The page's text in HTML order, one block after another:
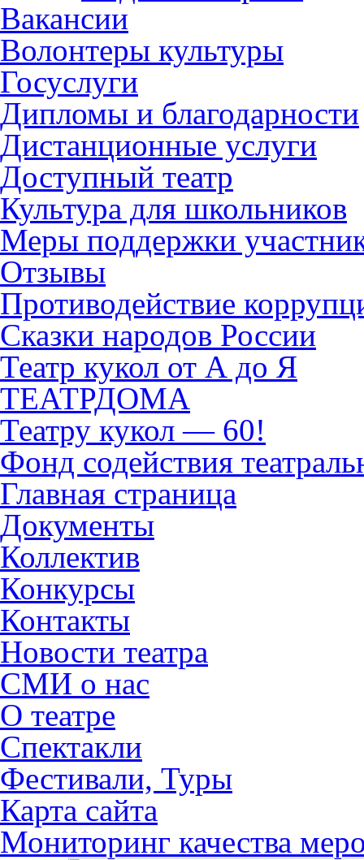
Вакансии
Волонтеры культуры
Госуслуги
Дипломы и благодарности
Дистанционные услуги
Доступный театр
Культура для школьников
Меры поддержки
Отзывы
Противодействие
Сказки народов России
Театр кукол от А до Я
ТЕАТРДОМА
Театру кукол — 60!
Фонд содействия
Главная страница
Документы
Коллектив
Конкурсы
Контакты
Новости театра
СМИ о нас
О театре
Спектакли
Фестивали, Туры
Карта сайта
Мониторинг качества